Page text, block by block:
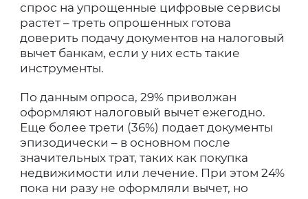
спрос на упрощенные цифровые сервисы
растет – треть опрошенных готова
доверить подачу документов на налоговый
вычет банкам, если у них есть такие
инструменты.
По данным опроса, 29% приволжан
оформляют налоговый вычет ежегодно.
Еще более трети (36%) подает документы
эпизодически – в основном после
значительных трат, таких как покупка
недвижимости или лечение. При этом 24%
пока ни разу не оформляли вычет, но